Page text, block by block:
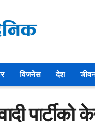
विजनेस देश
पार्टीको